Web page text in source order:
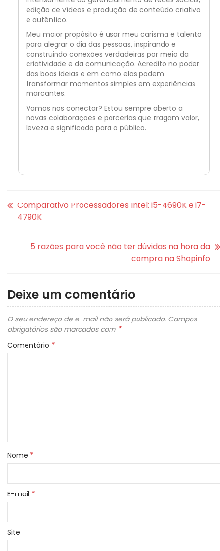
edição de vídeos e produção de conteúdo criativo
e autêntico.
Meu maior propósito é usar meu carisma e talento
para alegrar o dia das pessoas, inspirando e
construindo conexões verdadeiras por meio da
criatividade e da comunicação. Acredito no poder
das boas ideias e em como elas podem
transformar momentos simples em experiências
marcantes.
Vamos nos conectar? Estou sempre aberto a
novas colaborações e parcerias que tragam valor,
leveza e significado para o público.
Comparativo Processadores Intel: i5-4690K e i7-
4790K
5 razões para você não ter dúvidas na hora da
compra na Shopinfo
Deixe um comentário
O seu endereço de e-mail não será publicado. Campos
obrigatórios são marcados com *
Comentário *
Nome *
E-mail *
Site